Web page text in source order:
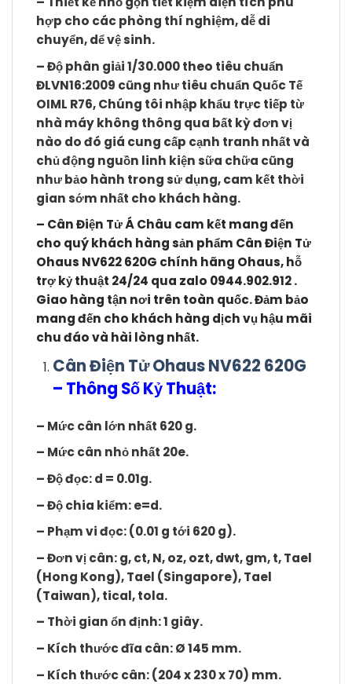
hợp cho các phòng thí nghiệm, dễ di
chuyển, dể vệ sinh.
– Độ phân giải 1/30.000 theo tiêu chuẩn
ĐLVN16:2009 cũng như tiêu chuẩn Quốc Tế
OIML R76, Chúng tôi nhập khẩu trực tiếp từ
nhà máy không thông qua bất kỳ đơn vị
nào do đó giá cung cấp cạnh tranh nhất và
chủ động nguồn linh kiện sữa chữa cũng
như bảo hành trong sử dụng, cam kết thời
gian sớm nhất cho khách hàng.
– Cân Điện Tử Á Châu cam kết mang đến
cho quý khách hàng sản phẩm Cân Điện Tử
Ohaus NV622 620G chính hãng Ohaus, hỗ
trợ kỷ thuật 24/24 qua zalo 0944.902.912 .
Giao hàng tận nơi trên toàn quốc. Đảm bảo
mang đến cho khách hàng dịch vụ hậu mãi
chu đáo và hài lòng nhất.
Cân Điện Tử Ohaus NV622 620G
– Thông Số Kỷ Thuật:
– Mức cân lớn nhất 620 g.
– Mức cân nhỏ nhất 20e.
– Độ đọc: d = 0.01g.
– Độ chia kiểm: e=d.
– Phạm vi đọc: (0.01 g tới 620 g).
– Đơn vị cân: g, ct, N, oz, ozt, dwt, gm, t, Tael
(Hong Kong), Tael (Singapore), Tael
(Taiwan), tical, tola.
– Thời gian ổn định: 1 giây.
– Kích thước đĩa cân: Ø 145 mm.
– Kích thước cân: (204 x 230 x 70) mm.